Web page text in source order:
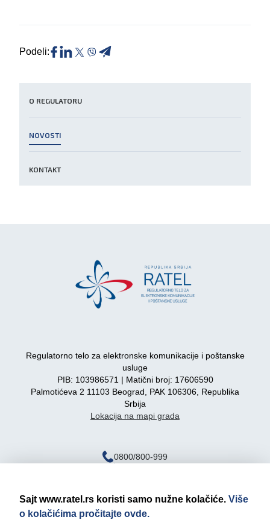
O REGULATORU
NOVOSTI
KONTAKT
Podeli:
Regulatorno telo za elektronske komunikacije i poštanske
usluge
PIB: 103986571 | Matični broj: 17606590
Palmotićeva 2 11103 Beograd, PAK 106306, Republika
Srbija
Lokacija na mapi grada
0800/800-999
Sajt www.ratel.rs koristi samo nužne kolačiće. Više
o kolačićima pročitajte ovde.